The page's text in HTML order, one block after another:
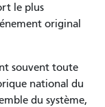
le plus
original
souvent toute
national du
du système,